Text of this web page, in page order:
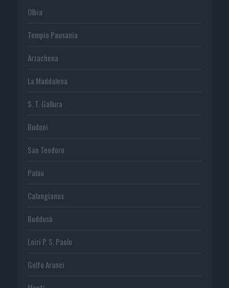
Olbia
Tempio Pausania
Arzachena
La Maddalena
S. T. Gallura
Budoni
San Teodoro
Palau
Calangianus
Buddusò
Loiri P. S. Paolo
Golfo Aranci